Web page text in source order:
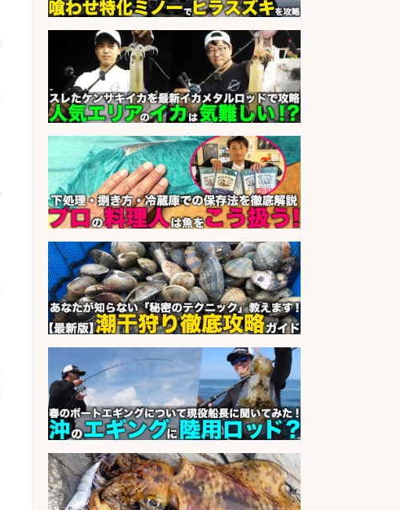
勤OK/鹿児島県/志布志市
会社名 株式会社ホットスタッフ鹿児島
sponsored by 求人ボックス
さらに求人情報を見る